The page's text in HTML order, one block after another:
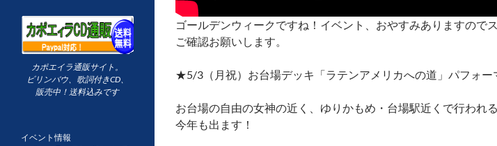
ゴールデンウィークですね！イベント、おやすみありますので
ご確認お願いします。
★5/3（月祝）お台場デッキ「ラテンアメリカへの道」パフォー
お台場の自由の女神の近く、ゆりかもめ・台場駅近くで行われ
今年も出ます！
カポエイラ通販サイト。
ビリンバウ、歌詞付きCD、
販売中！送料込みです
イベント情報